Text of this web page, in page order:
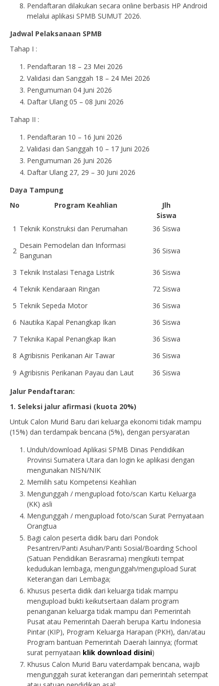
Pendaftaran dilakukan secara online berbasis HP Android
melalui aplikasi SPMB SUMUT 2026.
Jadwal Pelaksanaan SPMB
Tahap I :
Pendaftaran 18 – 23 Mei 2026
Validasi dan Sanggah 18 – 24 Mei 2026
Pengumuman 04 Juni 2026
Daftar Ulang 05 – 08 Juni 2026
Tahap II :
Pendaftaran 10 – 16 Juni 2026
Validasi dan Sanggah 10 – 17 Juni 2026
Pengumuman 26 Juni 2026
Daftar Ulang 27, 29 – 30 Juni 2026
Daya Tampung
No
Program Keahlian
Jlh
Siswa
1 Teknik Konstruksi dan Perumahan 36 Siswa
2
Desain Pemodelan dan Informasi
Bangunan
36 Siswa
3 Teknik Instalasi Tenaga Listrik
36 Siswa
4 Teknik Kendaraan Ringan
72 Siswa
5 Teknik Sepeda Motor
36 Siswa
6 Nautika Kapal Penangkap Ikan
36 Siswa
7 Teknika Kapal Penangkap Ikan
36 Siswa
8 Agribisnis Perikanan Air Tawar
36 Siswa
9 Agribisnis Perikanan Payau dan Laut
36 Siswa
Jalur Pendaftaran:
1. Seleksi jalur afirmasi (kuota 20%)
Untuk Calon Murid Baru dari keluarga ekonomi tidak mampu
(15%) dan terdampak bencana (5%), dengan persyaratan
Unduh/download Aplikasi SPMB Dinas Pendidikan
Provinsi Sumatera Utara dan login ke aplikasi dengan
mengunakan NISN/NIK
Memilih satu Kompetensi Keahlian
Mengunggah / mengupload foto/scan Kartu Keluarga
(KK) asli
Mengunggah / mengupload foto/scan Surat Pernyataan
Orangtua
Bagi calon peserta didik baru dari Pondok
Pesantren/Panti Asuhan/Panti Sosial/Boarding School
(Satuan Pendidikan Berasrama) mengikuti tempat
kedudukan lembaga, mengunggah/mengupload Surat
Keterangan dari Lembaga;
Khusus peserta didik dari keluarga tidak mampu
mengupload bukti keikutsertaan dalam program
penanganan keluarga tidak mampu dari Pemerintah
Pusat atau Pemerintah Daerah berupa Kartu Indonesia
Pintar (KIP), Program Keluarga Harapan (PKH), dan/atau
Program bantuan Pemerintah Daerah lainnya; (format
surat pernyataan klik download disini)
Khusus Calon Murid Baru vaterdampak bencana, wajib
mengunggah surat keterangan dari pemerintah setempat